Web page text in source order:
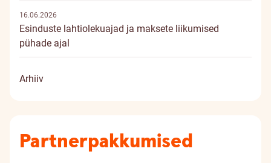
16.06.2026
Esinduste lahtiolekuajad ja maksete liikumised
pühade ajal
Arhiiv
Partnerpakkumised